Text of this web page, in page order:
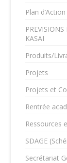
Plan
KASAI
Produits/
Projets
Projets et
Rentrée
Ressources
SDAGE
Secrétariat